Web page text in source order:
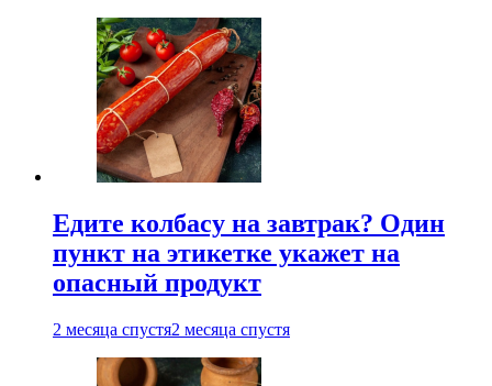
Едите колбасу на завтрак? Один
пункт на этикетке укажет на
опасный продукт
2 месяца спустя2 месяца спустя